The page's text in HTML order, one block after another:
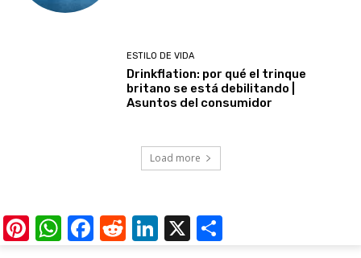
ESTILO DE VIDA
Drinkflation: por qué el trinque
britano se está debilitando |
Asuntos del consumidor
Load more
Pinterest
WhatsApp
Facebook
RedditLinkedIn
X